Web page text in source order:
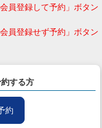
員登録して予約」ボタン
員登録せず予約」ボタン
する方
約